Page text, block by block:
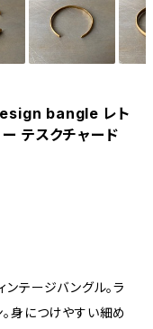
bangle レト
テスクチャード
テージバングル。ラ
身につけやすい細め